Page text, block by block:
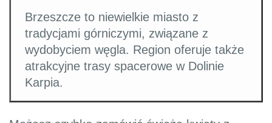
Brzeszcze to niewielkie miasto z
tradycjami górniczymi, związane z
wydobyciem węgla. Region oferuje także
atrakcyjne trasy spacerowe w Dolinie
Karpia.